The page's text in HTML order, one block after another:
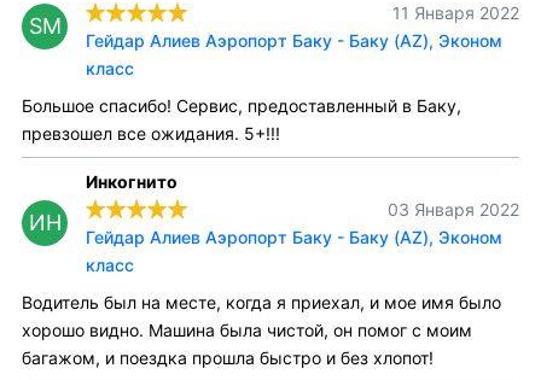
SM
11 Января 2022
Гейдар Алиев Аэропорт Баку - Баку (AZ), Эконом
класс
Большое спасибо! Сервис, предоставленный в Баку,
превзошел все ожидания. 5+!!!
ИН
Инкогнито
03 Января 2022
Гейдар Алиев Аэропорт Баку - Баку (AZ), Эконом
класс
Водитель был на месте, когда я приехал, и мое имя было
хорошо видно. Машина была чистой, он помог с моим
багажом, и поездка прошла быстро и без хлопот!